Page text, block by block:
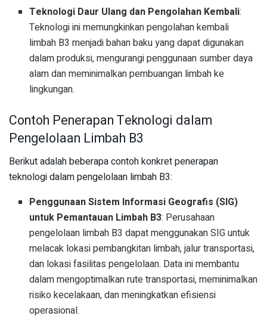
Teknologi Daur Ulang dan Pengolahan Kembali:
Teknologi ini memungkinkan pengolahan kembali
limbah B3 menjadi bahan baku yang dapat digunakan
dalam produksi, mengurangi penggunaan sumber daya
alam dan meminimalkan pembuangan limbah ke
lingkungan.
Contoh Penerapan Teknologi dalam
Pengelolaan Limbah B3
Berikut adalah beberapa contoh konkret penerapan
teknologi dalam pengelolaan limbah B3:
Penggunaan Sistem Informasi Geografis (SIG)
untuk Pemantauan Limbah B3: Perusahaan
pengelolaan limbah B3 dapat menggunakan SIG untuk
melacak lokasi pembangkitan limbah, jalur transportasi,
dan lokasi fasilitas pengelolaan. Data ini membantu
dalam mengoptimalkan rute transportasi, meminimalkan
risiko kecelakaan, dan meningkatkan efisiensi
operasional.